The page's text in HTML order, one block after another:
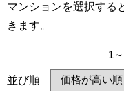
マンションを選択する
きます。
1
並び順